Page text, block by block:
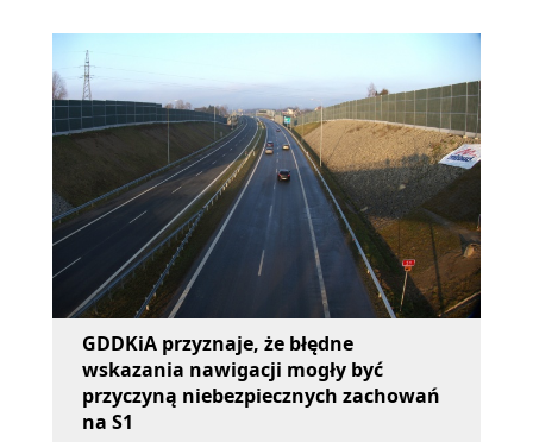
GDDKiA przyznaje, że błędne
wskazania nawigacji mogły być
przyczyną niebezpiecznych zachowań
na S1